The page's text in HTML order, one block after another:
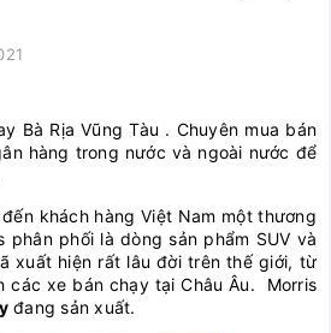
Bà Rịa Vũng Tàu . Chuyên mua bán
hàng trong nước và ngoài nước để
khách hàng Việt Nam một thương
phân phối là dòng sản phẩm SUV và
xuất hiện rất lâu đời trên thế giới, từ
các xe bán chạy tại Châu Âu. Morris
đang sản xuất.